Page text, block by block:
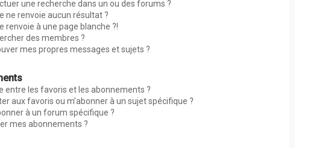
une recherche dans un ou des forums ?
ne renvoie aucun résultat ?
renvoie à une page blanche ?!
des membres ?
mes propres messages et sujets ?
entre les favoris et les abonnements ?
aux favoris ou m’abonner à un sujet spécifique ?
à un forum spécifique ?
mes abonnements ?